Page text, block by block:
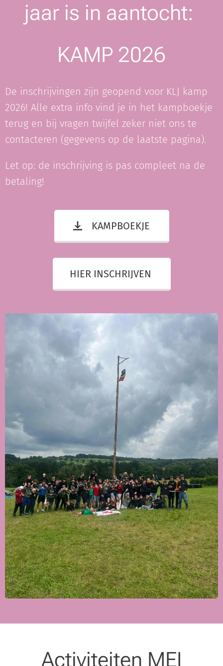
jaar is in aantocht:
KAMP 2026
De inschrijvingen zijn geopend voor KLJ kamp
2026! Alle extra info vind je in het kampboekje
terug en bij vragen twijfel zeker niet ons te
contacteren (gegevens op de laatste pagina).
Let op: de inschrijving is pas compleet na de
betaling!
KAMPBOEKJE
HIER INSCHRIJVEN
Activiteiten MEI